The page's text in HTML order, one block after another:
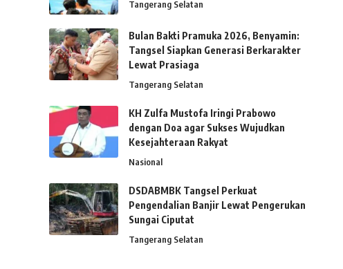
Tangerang Selatan
Bulan Bakti Pramuka 2026, Benyamin:
Tangsel Siapkan Generasi Berkarakter
Lewat Prasiaga
Tangerang Selatan
KH Zulfa Mustofa Iringi Prabowo
dengan Doa agar Sukses Wujudkan
Kesejahteraan Rakyat
Nasional
DSDABMBK Tangsel Perkuat
Pengendalian Banjir Lewat Pengerukan
Sungai Ciputat
Tangerang Selatan